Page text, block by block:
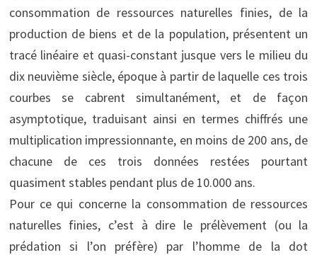
consommation de ressources naturelles finies, de la
production de biens et de la population, présentent un
tracé linéaire et quasi-constant jusque vers le milieu du
dix neuvième siècle, époque à partir de laquelle ces trois
courbes se cabrent simultanément, et de façon
asymptotique, traduisant ainsi en termes chiffrés une
multiplication impressionnante, en moins de 200 ans, de
chacune de ces trois données restées pourtant
quasiment stables pendant plus de 10.000 ans.
Pour ce qui concerne la consommation de ressources
naturelles finies, c’est à dire le prélèvement (ou la
prédation si l’on préfère) par l’homme de la dot